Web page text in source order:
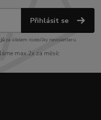
Přihlásit se
za účelem rozesílky newsletteru.
max.2x za měsíc